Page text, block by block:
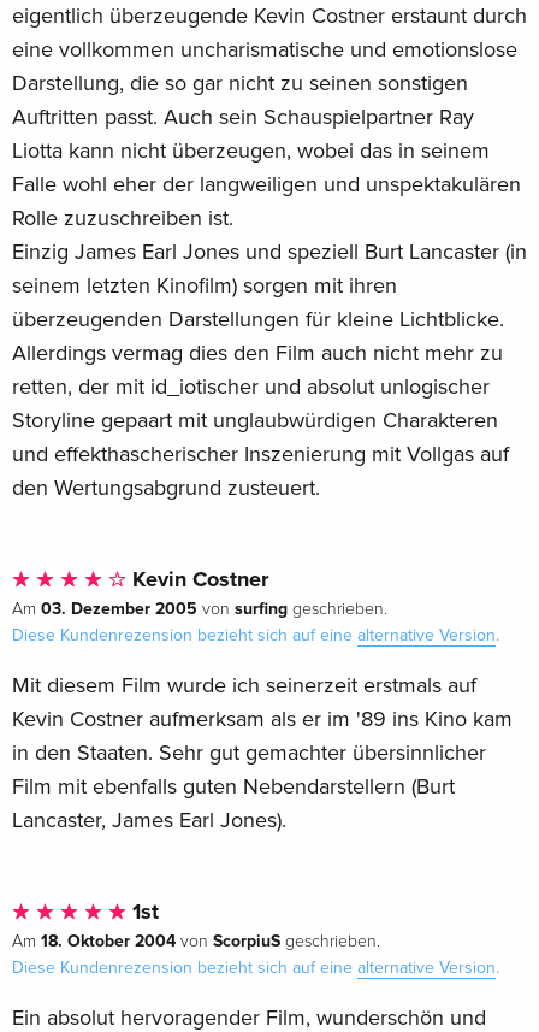
eigentlich überzeugende Kevin Costner erstaunt durch
eine vollkommen uncharismatische und emotionslose
Darstellung, die so gar nicht zu seinen sonstigen
Auftritten passt. Auch sein Schauspielpartner Ray
Liotta kann nicht überzeugen, wobei das in seinem
Falle wohl eher der langweiligen und unspektakulären
Rolle zuzuschreiben ist.
Einzig James Earl Jones und speziell Burt Lancaster (in
seinem letzten Kinofilm) sorgen mit ihren
überzeugenden Darstellungen für kleine Lichtblicke.
Allerdings vermag dies den Film auch nicht mehr zu
retten, der mit id_iotischer und absolut unlogischer
Storyline gepaart mit unglaubwürdigen Charakteren
und effekthascherischer Inszenierung mit Vollgas auf
den Wertungsabgrund zusteuert.
Kevin Costner
Am 03. Dezember 2005 von surfing geschrieben.
Diese Kundenrezension bezieht sich auf eine alternative Version.
Mit diesem Film wurde ich seinerzeit erstmals auf
Kevin Costner aufmerksam als er im '89 ins Kino kam
in den Staaten. Sehr gut gemachter übersinnlicher
Film mit ebenfalls guten Nebendarstellern (Burt
Lancaster, James Earl Jones).
1st
Am 18. Oktober 2004 von ScorpiuS geschrieben.
Diese Kundenrezension bezieht sich auf eine alternative Version.
Ein absolut hervoragender Film, wunderschön und